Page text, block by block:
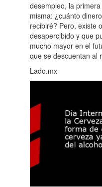
Cuando una persona
desempleo, la primera
misma: ¿cuánto
recibiré? Pero, existe
desapercibido y que
mucho mayor en el
que se descuentan al
Lado.mx